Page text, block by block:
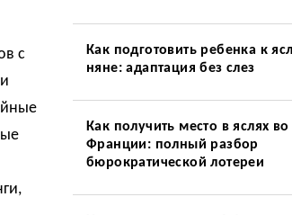
с
Как подготовить ребенка к
няне: адаптация без слез
Как получить место в яслях во
Франции: полный разбор
бюрократической лотереи